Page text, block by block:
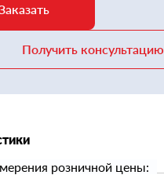
Заказать
Получить консультацию
розничной цены: